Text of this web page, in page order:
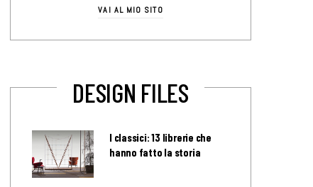
VAI AL MIO SITO
DESIGN FILES
I classici: 13 librerie che
hanno fatto la storia